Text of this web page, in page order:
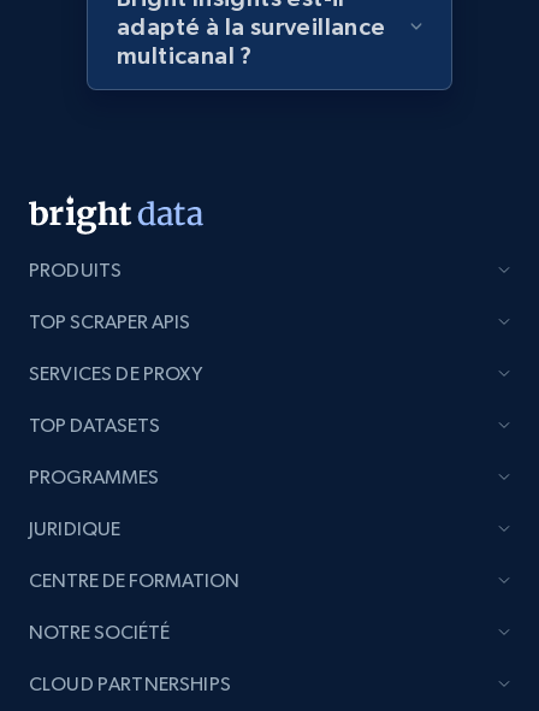
price, Currency, Availability, Reviews count, and
more.
Etsy
Reviews count shop, Reviews count item, Initial
1.9K+ 322+
Etsy - Collect data on products using
adapté à la surveillance
multicanal ?
PRODUITS
TOP SCRAPER APIS
SERVICES DE PROXY
TOP DATASETS
PROGRAMMES
JURIDIQUE
CENTRE DE FORMATION
NOTRE SOCIÉTÉ
CLOUD PARTNERSHIPS